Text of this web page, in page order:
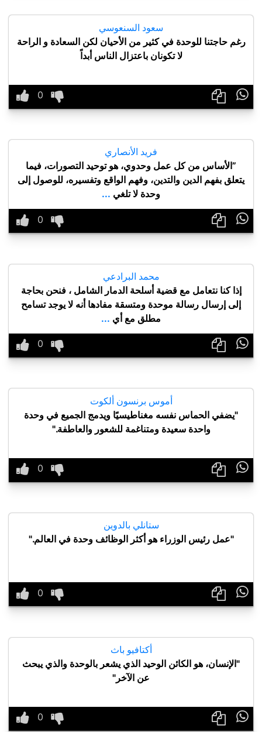
سعود السنعوسي
رغم حاجتنا للوحدة في كثير من الأحيان لكن السعادة و الراحة
لا تكونان باعتزال الناس أبداً

فريد الأنصاري
”الأساس من كل عمل وحدوي، هو توحيد التصورات، فيما
يتعلق بفهم الدين والتدين، وفهم الواقع وتفسيره، للوصول إلى
وحدة لا تلغي ...

محمد البرادعي
إذا كنا نتعامل مع قضية أسلحة الدمار الشامل ، فنحن بحاجة
إلى إرسال رسالة موحدة ومتسقة مفادها أنه لا يوجد تسامح
مطلق مع أي ...

أموس برنسون ألكوت
"يضفي الحماس نفسه مغناطيسيًا ويدمج الجميع في وحدة
واحدة سعيدة ومتناغمة للشعور والعاطفة."

ستانلي بالدوين
"عمل رئيس الوزراء هو أكثر الوظائف وحدة في العالم."

أكتافيو باث
"الإنسان، هو الكائن الوحيد الذي يشعر بالوحدة والذي يبحث
عن الآخر"
